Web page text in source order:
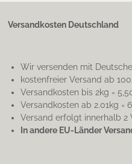
Versandkosten Deutschland
Wir versenden mit
kostenfreier Versand ab
Versandkosten bis 2kg =
Versandkosten ab 2.01kg =
Versand erfolgt innerhalb 2
In andere EU-Länder